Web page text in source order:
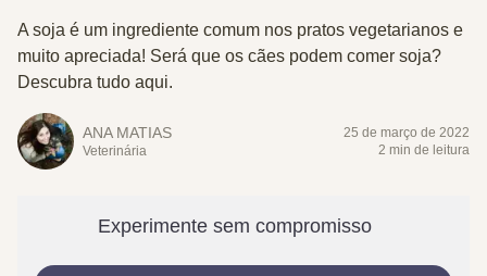
A soja é um ingrediente comum nos pratos vegetarianos e
muito apreciada! Será que os cães podem comer soja?
Descubra tudo aqui.
ANA MATIAS
Veterinária
25 de março de 2022
2 min de leitura
Experimente sem compromisso